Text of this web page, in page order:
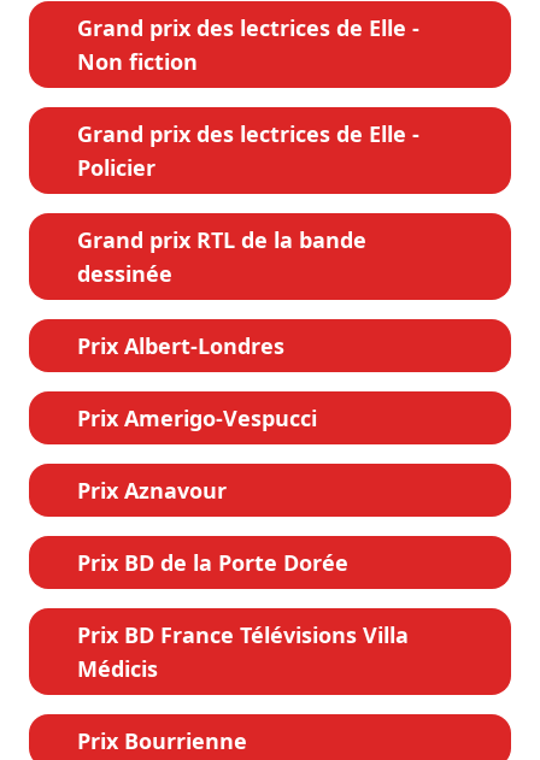
Grand prix des lectrices de Elle -
Non fiction
Grand prix des lectrices de Elle -
Policier
Grand prix RTL de la bande
dessinée
Prix Albert-Londres
Prix Amerigo-Vespucci
Prix Aznavour
Prix BD de la Porte Dorée
Prix BD France Télévisions Villa
Médicis
Prix Bourrienne